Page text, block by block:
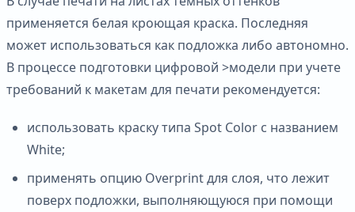
применяется белая кроющая краска. Последняя
может использоваться как подложка либо автономно.
В процессе подготовки цифровой >модели при учете
требований к макетам для печати рекомендуется:
использовать краску типа Spot Color с названием
White;
применять опцию Overprint для слоя, что лежит
поверх подложки, выполняющуюся при помощи